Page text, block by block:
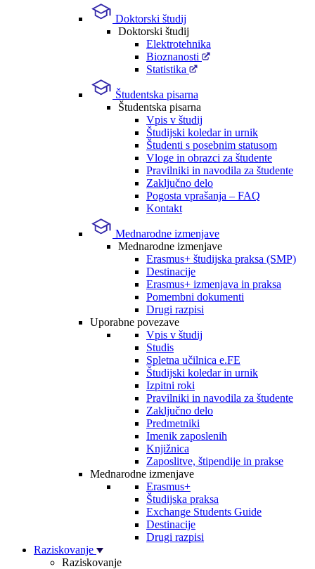
Doktorski študij
Doktorski študij
Elektrotehnika
Bioznanosti
Statistika
Študentska pisarna
Študentska pisarna
Vpis v študij
Študijski koledar in urnik
Študenti s posebnim statusom
Vloge in obrazci za študente
Pravilniki in navodila za študente
Zaključno delo
Pogosta vprašanja – FAQ
Kontakt
Mednarodne izmenjave
Mednarodne izmenjave
Erasmus+ študijska praksa (SMP)
Destinacije
Erasmus+ izmenjava in praksa
Pomembni dokumenti
Drugi razpisi
Uporabne povezave
Vpis v študij
Studis
Spletna učilnica e.FE
Študijski koledar in urnik
Izpitni roki
Pravilniki in navodila za študente
Zaključno delo
Predmetniki
Imenik zaposlenih
Knjižnica
Zaposlitve, štipendije in prakse
Mednarodne izmenjave
Erasmus+
Študijska praksa
Exchange Students Guide
Destinacije
Drugi razpisi
Raziskovanje
Raziskovanje